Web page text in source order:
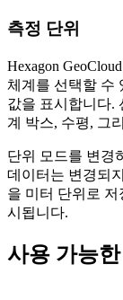
측정 단위
Hexagon
체계를 선택할 수
값을 표시합니다.
계 박스, 수평, 그
단위 모드를 변경
데이터는 변경되
을 미터 단위로
시됩니다.
사용 가능